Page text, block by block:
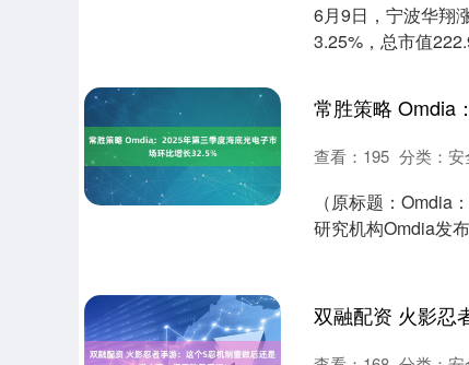
6月9日，宁波华翔
3.25%，总市值
查看： 195 分类： 安
（原标题：Omdia
研究机构Omdia发